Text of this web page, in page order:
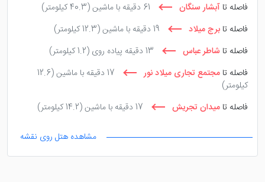
فاصله تا آبشار سنگان 61 دقیقه با ماشین
(40.3 کیلومتر)
فاصله تا برج میلاد 19 دقیقه با ماشین
(12.3 کیلومتر)
فاصله تا شاطر عباس 13 دقیقه پیاده روی
(1.2 کیلومتر)
فاصله تا مجتمع تجاری میلاد نور 17 دقیقه با ماشین
(12.6
کیلومتر)
فاصله تا میدان تجریش 17 دقیقه با ماشین (14.2 کیلومتر)
مشاهده هتل روی نقشه